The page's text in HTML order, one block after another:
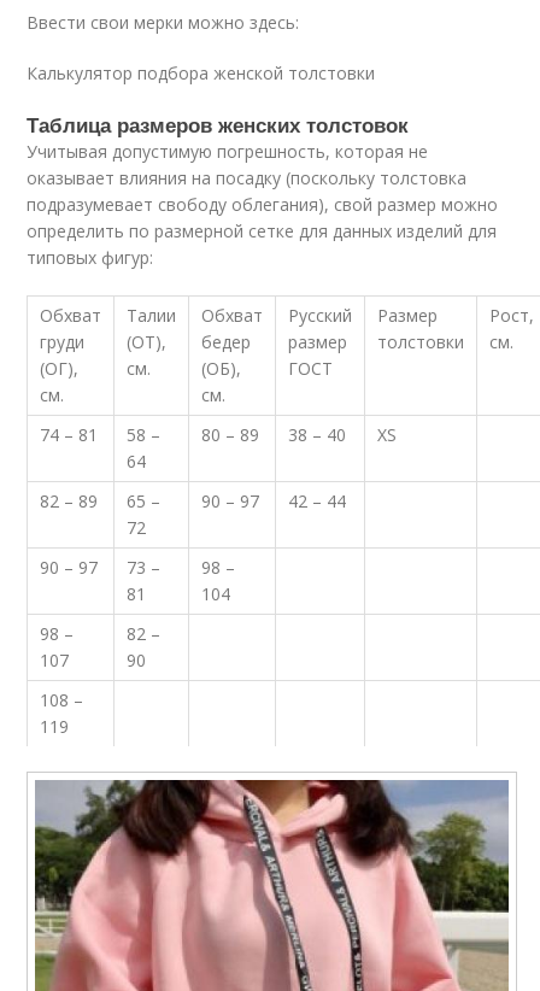
Ввести свои мерки можно здесь:
Калькулятор подбора женской толстовки
Таблица размеров женских толстовок
Учитывая допустимую погрешность, которая не
оказывает влияния на посадку (поскольку толстовка
подразумевает свободу облегания), свой размер можно
определить по размерной сетке для данных изделий для
типовых фигур:
Обхват
груди
(ОГ),
см.
Талии
(ОТ),
см.
Обхват
бедер
(ОБ),
см.
Русский
размер
ГОСТ
Размер
толстовки
Рост,
см.
74 – 81
58 –
64
80 – 89 38 – 40 XS
82 – 89
65 –
72
90 – 97 42 – 44
90 – 97
73 –
81
98 –
104
98 –
107
82 –
90
108 –
119